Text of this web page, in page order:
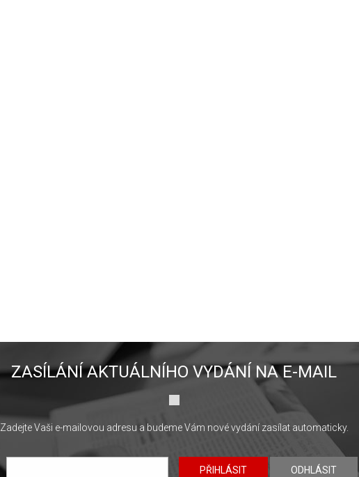
ZASÍLÁNÍ AKTUÁLNÍHO VYDÁNÍ NA E-MAIL
Zadejte Vaši e-mailovou adresu a budeme Vám nové vydání zasílat automaticky.
PŘIHLÁSIT ODHLÁSIT